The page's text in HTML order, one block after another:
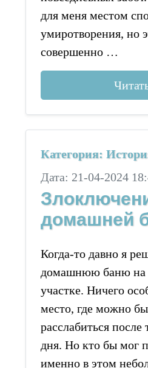
для меня местом
умиротворения, но
совершенно …
Категория:
Дата: 21-04-2024
домашней
Когда-то давно я
домашнюю баню на
участке. Ничего
место, где можно
расслабиться после
дня. Но кто бы мог
именно в этом